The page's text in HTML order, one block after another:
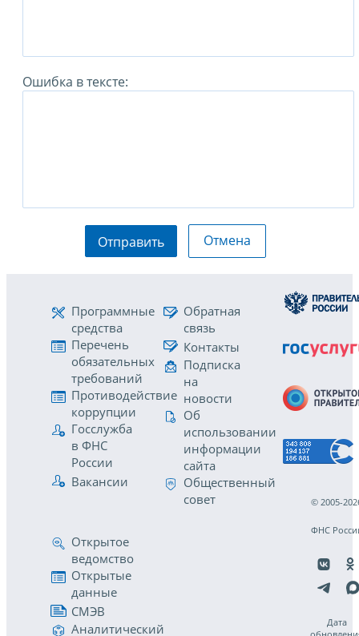
Ошибка в тексте:
Отправить Отмена
Программные
средства
Перечень
обязательных
требований
Противодействие
коррупции
Госслужба
в ФНС
России
Вакансии
Обратная
связь
Контакты
Подписка
на
новости
Об
использовании
информации
сайта
Общественный
совет
Открытое
ведомство
Открытые
данные
СМЭВ
Аналитический
© 2005-
ФНС
Дата